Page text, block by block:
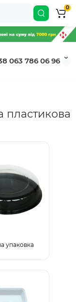
063 786 06 96
0
пластикова
упаковка